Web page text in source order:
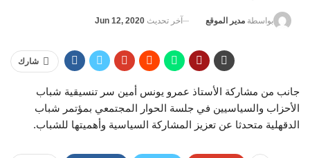
بواسطة مدير الموقع آخر تحديث Jun 12, 2020
شارك
جانب من مشاركة الأستاذ عمرو يونس أمين سر تنسيقية شباب
الأحزاب والسياسيين في جلسة الحوار المجتمعي بمؤتمر شباب
الدقهلية متحدثا عن تعزيز المشاركة السياسية وأهميتها للشباب.